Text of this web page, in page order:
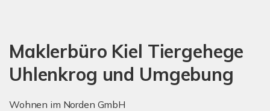
Maklerbüro Kiel Tiergehege
Uhlenkrog und Umgebung
Wohnen im Norden GmbH